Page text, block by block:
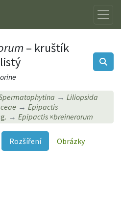
– kruštík
Liliopsida
Epipactis
Epipactis ×breinerorum
Rozšíření
Obrázky